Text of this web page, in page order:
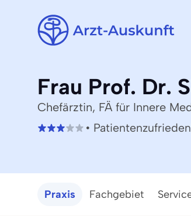
Frau Prof. Dr.
Chefärztin, FÄ für Innere
•
Praxis Fachgebiet